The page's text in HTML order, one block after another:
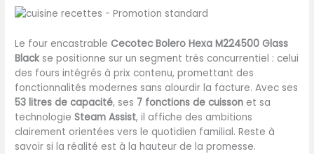
Le four encastrable Cecotec Bolero Hexa M224500 Glass
Blackse positionne sur un segment très concurrentiel : celui
des fours intégrés à prix contenu, promettant des
fonctionnalités modernes sans alourdir la facture. Avec ses
53 litres de capacité, ses 7 fonctions de cuisson et sa
technologieSteam Assist, il affiche des ambitions
clairement orientées vers le quotidien familial. Reste à
savoir si la réalité est à la hauteur de la promesse.